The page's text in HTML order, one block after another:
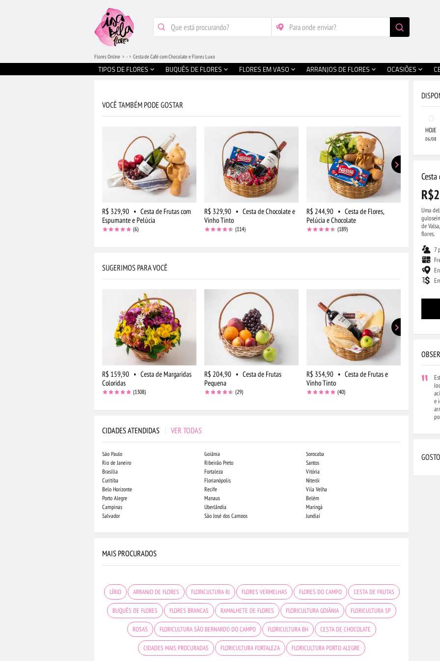
TIPOS DE FLORES BUQUÊS DE FLORES FLORES EM VASO ARRANJOS DE FLORES OCASIÕES
Flores Online - Cesta de Café com Chocolate e Flores Luxo
VOCÊ TAMBÉM PODE GOSTAR
R$ 329,90 • Cesta de Frutas com
Espumante e Pelúcia
(6)
R$ 329,90 • Cesta de Chocolate e
Vinho Tinto
(114)
R$ 244,90 • Cesta de Flores,
Pelúcia e Chocolate
(189)
R$ 519,90
Frutas,
SUGERIMOS PARA VOCÊ
R$ 159,90 • Cesta de Margaridas
Coloridas
(1308)
R$ 204,90 • Cesta de Frutas
Pequena
(29)
R$ 354,90 • Cesta de Frutas e
Vinho Tinto
(40)
R$ 274,90
Fruta,
CIDADES ATENDIDAS | VER TODAS
São Paulo
Rio de Janeiro
Brasília
Curitiba
Belo Horizonte
Porto Alegre
Campinas
Salvador
Goiânia
Ribeirão Preto
Fortaleza
Florianópolis
Recife
Manaus
Uberlândia
São José dos Campos
Sorocaba
Santos
Vitória
Niterói
Vila Velha
Belém
Maringá
Jundiaí
Campo Grande
Indaiatuba
MAIS PROCURADOS
LÍRIO ARRANJO DE FLORES FLORICULTURA RJ FLORES VERMELHAS FLORES DO CAMPO CESTA DE FRUTAS
BUQUÊS DE FLORES FLORES BRANCAS RAMALHETE DE FLORES FLORICULTURA GOIÂNIA FLORICULTURA SP
ROSAS FLORICULTURA SÃO BERNARDO DO CAMPO FLORICULTURA BH CESTA DE CHOCOLATE
CIDADES MAIS PROCURADAS FLORICULTURA FORTALEZA FLORICULTURA PORTO ALEGRE
HOJE
06/08
Uma
de
flores.
7
e